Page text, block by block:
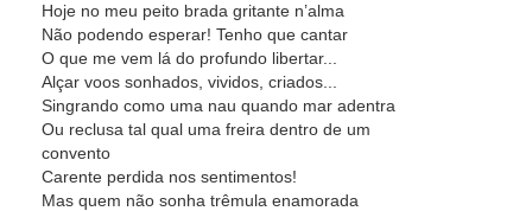
Hoje no meu peito brada gritante n’alma
Não podendo esperar! Tenho que cantar
O que me vem lá do profundo libertar...
Alçar voos sonhados, vividos, criados...
Singrando como uma nau quando mar adentra
Ou reclusa tal qual uma freira dentro de um
convento
Carente perdida nos sentimentos!
Mas quem não sonha trêmula enamorada